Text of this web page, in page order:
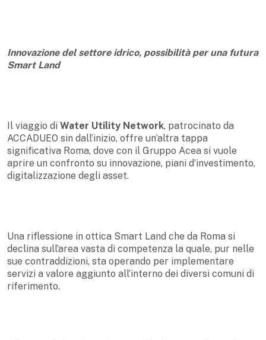
Innovazione del settore idrico, possibilità per una futura
Smart Land
Il viaggio di Water Utility Network, patrocinato da
ACCADUEO sin dall’inizio, offre un’altra tappa
significativa Roma, dove con il Gruppo Acea si vuole
aprire un confronto su innovazione, piani d’investimento,
digitalizzazione degli asset.
Una riflessione in ottica Smart Land che da Roma si
declina sull’area vasta di competenza la quale, pur nelle
sue contraddizioni, sta operando per implementare
servizi a valore aggiunto all’interno dei diversi comuni di
riferimento.